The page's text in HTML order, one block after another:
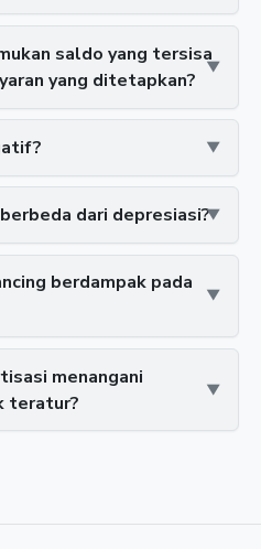
saldo yang tersisa
yang ditetapkan?
dari depresiasi?
berdampak pada
menangani
teratur?